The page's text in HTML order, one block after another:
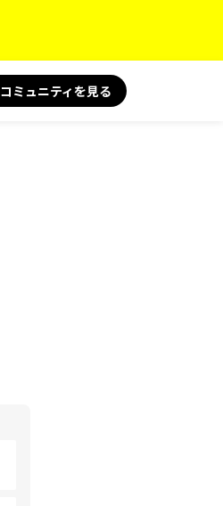
コミュニティを見る